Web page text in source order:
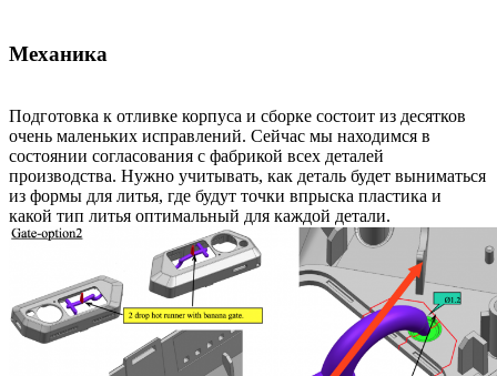
Механика
Подготовка к отливке корпуса и сборке состоит из десятков
очень маленьких исправлений. Сейчас мы находимся в
состоянии согласования с фабрикой всех деталей
производства. Нужно учитывать, как деталь будет выниматься
из формы для литья, где будут точки впрыска пластика и
какой тип литья оптимальный для каждой детали.